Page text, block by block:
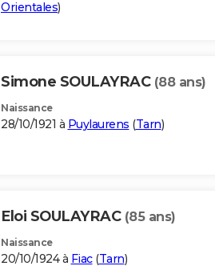
Orientales)
Simone SOULAYRAC (88 ans)
Naissance
28/10/1921 à Puylaurens (Tarn)
Eloi SOULAYRAC (85 ans)
Naissance
20/10/1924 à Fiac(Tarn)